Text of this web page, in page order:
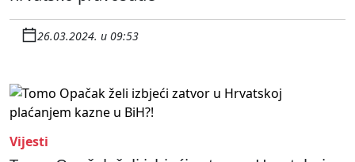
26.03.2024. u 09:53
Vijesti